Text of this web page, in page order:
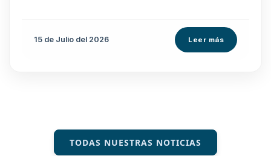
15 de Julio del 2026 Leer más
TODAS NUESTRAS NOTICIAS